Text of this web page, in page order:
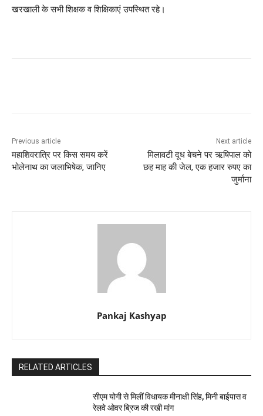
खरखाली के सभी शिक्षक व शिक्षिकाएं उपस्थित रहे।
Previous article
महाशिवरात्रि पर किस समय करें
भोलेनाथ का जलाभिषेक, जानिए
Next article
मिलावटी दूध बेचने पर ऋषिपाल को
छह माह की जेल, एक हजार रुपए का
जुर्माना
Pankaj Kashyap
RELATED ARTICLES
सीएम योगी से मिलीं विधायक मीनाक्षी सिंह, मिनी बाईपास व
रेलवे ओवर ब्रिज की रखी मांग